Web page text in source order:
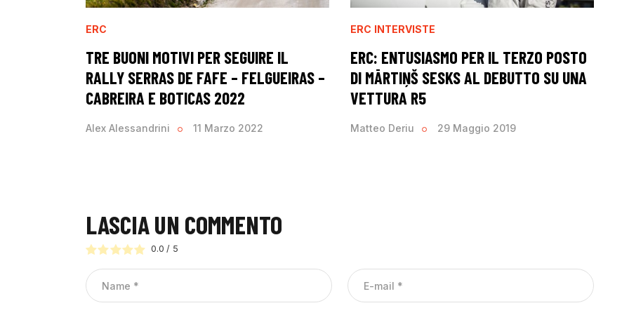
ERC
TRE BUONI MOTIVI PER SEGUIRE IL
RALLY SERRAS DE FAFE – FELGUEIRAS –
CABREIRA E BOTICAS 2022
Alex Alessandrini 11 Marzo 2022
ERC INTERVISTE
ERC: ENTUSIASMO PER IL TERZO POSTO
DI MĀRTIŅŠ SESKS AL DEBUTTO SU UNA
VETTURA R5
Matteo Deriu 29 Maggio 2019
LASCIA UN COMMENTO
0.0 / 5